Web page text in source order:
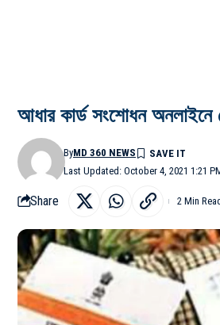
আধার কার্ড সংশোধন অনলাইনে
Last Updated: October 4, 2021 1:21
ByMD 360 NEWS
Share 2 Min Read